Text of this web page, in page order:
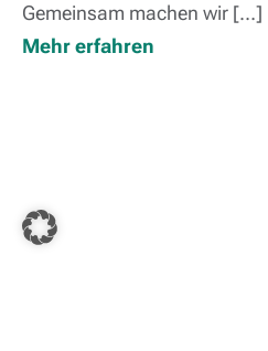
Gemeinsam machen wir […]
Mehr erfahren